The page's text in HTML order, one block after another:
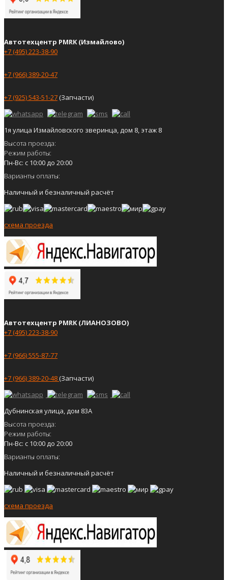
Автотехцентр PMRK (Измайлово)
+7 (495) 223-38-90
+7 (966) 389-20-47
+7 (925) 543-51-27(Запчасти)
1я улица Измайловского зверинца, дом 8, этаж 8
Высота проезда:
Режим работы:
Пн-Вс: с 10:00 до 20:00
Варианты оплаты:
Наличный и безналичный расчёт
схема проезда
Автотехцентр PMRK (ЛИАНОЗОВО)
+7 (495) 223-38-90
+7 (966) 555-87-77
+7 (966) 389-20-48(Запчасти)
Дубнинская улица, дом 83А
Высота проезда:
Режим работы:
Пн-Вс: с 10:00 до 20:00
Варианты оплаты:
Наличный и безналичный расчёт
схема проезда